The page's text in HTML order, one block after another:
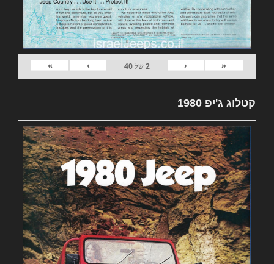
«
‹
2של40
›
»
קטלוג ג'יפ 1980